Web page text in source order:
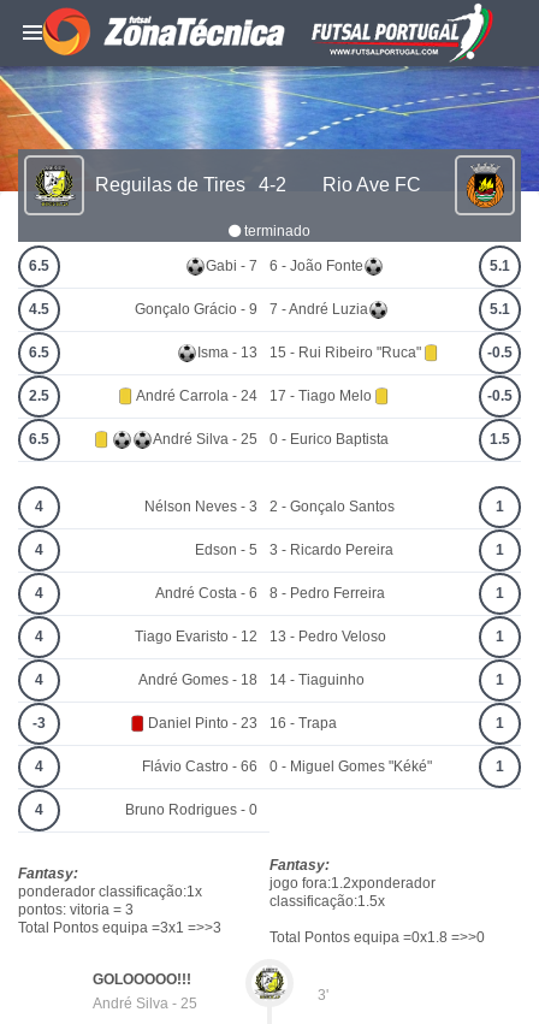
Reguilas de Tires 4-2 Rio Ave FC
terminado
6.5 Gabi - 7
4.5 Gonçalo Grácio - 9
6.5 Isma - 13
2.5 André Carrola - 24
6.5 André Silva - 25
6 - João Fonte 5.1
7 - André Luzia 5.1
15 - Rui Ribeiro "Ruca" -0.5
17 - Tiago Melo -0.5
0 - Eurico Baptista 1.5
4 Nélson Neves - 3
4 Edson - 5
4 André Costa - 6
4 Tiago Evaristo - 12
4 André Gomes - 18
-3 Daniel Pinto - 23
4 Flávio Castro - 66
4 Bruno Rodrigues - 0
2 - Gonçalo Santos 1
3 - Ricardo Pereira 1
8 - Pedro Ferreira 1
13 - Pedro Veloso 1
14 - Tiaguinho 1
16 - Trapa 1
0 - Miguel Gomes "Kéké" 1
Fantasy:
ponderador classificação:1x
pontos: vitoria = 3
Total Pontos equipa =3x1 =>>3
Fantasy:
jogo fora:1.2xponderador
classificação:1.5x
Total Pontos equipa =0x1.8 =>>0
3'
GOLOOOOO!!!
André Silva - 25